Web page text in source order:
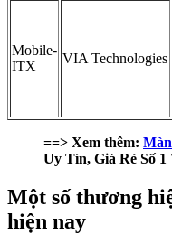
Mobile-
ITX
VIA Technologies
==> Xem thêm:
Uy Tín, Giá Rẻ Số 1
Một số thương
hiện nay